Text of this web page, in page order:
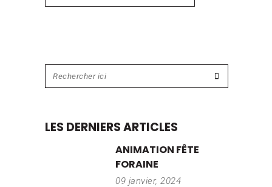
LES DERNIERS ARTICLES
ANIMATION FÊTE
FORAINE
09 janvier, 2024